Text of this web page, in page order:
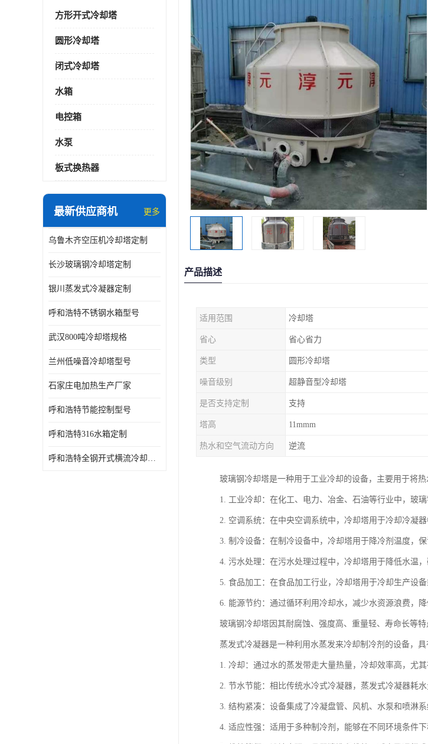
方形开式冷却塔
圆形冷却塔
闭式冷却塔
水箱
电控箱
水泵
板式换热器
最新供应商机 更多
乌鲁木齐空压机冷却塔定制
长沙玻璃钢冷却塔定制
银川蒸发式冷凝器定制
呼和浩特不锈钢水箱型号
武汉800吨冷却塔规格
兰州低噪音冷却塔型号
石家庄电加热生产厂家
呼和浩特节能控制型号
呼和浩特316水箱定制
呼和浩特全钢开式横流冷却塔型号
产品描述
适用范围 冷却塔
省心 省心省力
类型 圆形冷却塔
噪音级别 超静音型冷却塔
是否支持定制 支持
塔高 11mmm
热水和空气流动方向 逆流
玻璃钢冷却塔是一种用于工业冷却的设备，主要用于将
1. 工业冷却：在化工、电力、冶金、石油等行业中，玻
2. 空调系统：在中央空调系统中，冷却塔用于冷却冷凝
3. 制冷设备：在制冷设备中，冷却塔用于降冷剂温度，保
4. 污水处理：在污水处理过程中，冷却塔用于降低水温，
5. 食品加工：在食品加工行业，冷却塔用于冷却生产设
6. 能源节约：通过循环利用冷却水，减少水资源浪费，降
玻璃钢冷却塔因其耐腐蚀、强度高、重量轻、寿命长等
蒸发式冷凝器是一种利用水蒸发来冷却制冷剂的设备，具
1. 冷却：通过水的蒸发带走大量热量，冷却效率高，尤其
2. 节水节能：相比传统水冷式冷凝器，蒸发式冷凝器耗水
3. 结构紧凑：设备集成了冷凝盘管、风机、水泵和喷淋系
4. 适应性强：适用于多种制冷剂，能够在不同环境条件下